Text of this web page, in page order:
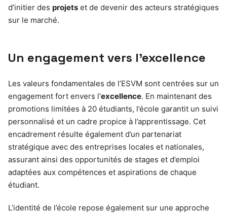
d’initier des projets et de devenir des acteurs stratégiques
sur le marché.
Un engagement vers l’excellence
Les valeurs fondamentales de l’ESVM sont centrées sur un
engagement fort envers l’excellence. En maintenant des
promotions limitées à 20 étudiants, l’école garantit un suivi
personnalisé et un cadre propice à l’apprentissage. Cet
encadrement résulte également d’un partenariat
stratégique avec des entreprises locales et nationales,
assurant ainsi des opportunités de stages et d’emploi
adaptées aux compétences et aspirations de chaque
étudiant.
L’identité de l’école repose également sur une approche